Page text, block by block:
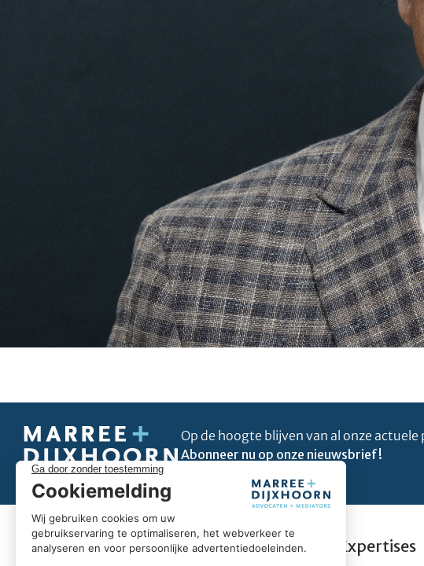
Op de hoogte blijven van al onze actuele
Abonneer nu op onze nieuwsbrief!
Uitblinken in úw business Expertises